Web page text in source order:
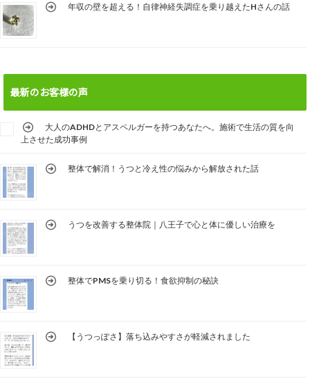
年収の壁を超える！自律神経失調症を乗り越えたHさんの話
最新のお客様の声
大人のADHDとアスペルガーを持つあなたへ。施術で生活の質を向
上させた成功事例
整体で解消！うつと冷え性の悩みから解放された話
うつを改善する整体院｜八王子で心と体に優しい治療を
整体でPMSを乗り切る！食欲抑制の秘訣
【うつっぽさ】落ち込みやすさが軽減されました